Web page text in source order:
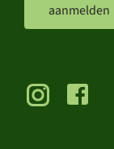
aanmelden